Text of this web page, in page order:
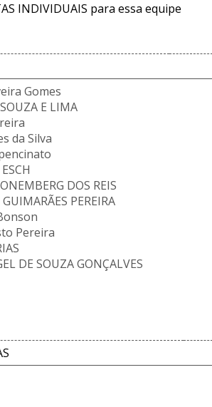
INDIVIDUAIS para essa equipe
Gomes
E LIMA
da Silva
DOS REIS
PEREIRA
Pereira
DE SOUZA GONÇALVES